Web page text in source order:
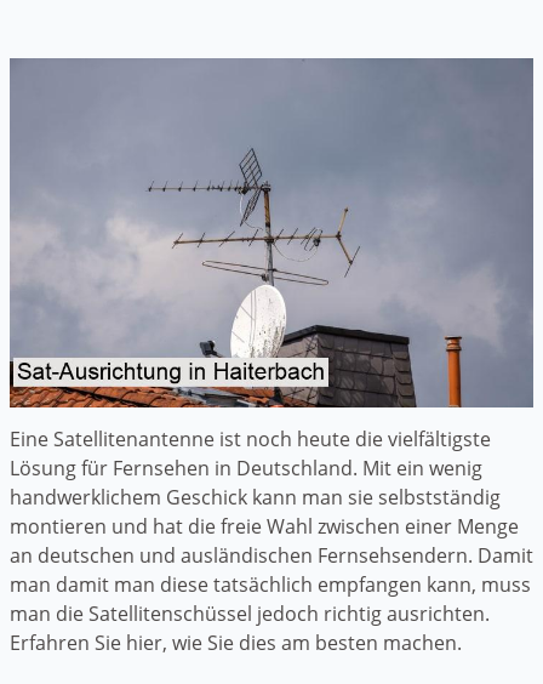
Eine Satellitenantenne ist noch heute die vielfältigste
Lösung für Fernsehen in Deutschland. Mit ein wenig
handwerklichem Geschick kann man sie selbstständig
montieren und hat die freie Wahl zwischen einer Menge
an deutschen und ausländischen Fernsehsendern. Damit
man damit man diese tatsächlich empfangen kann, muss
man die Satellitenschüssel jedoch richtig ausrichten.
Erfahren Sie hier, wie Sie dies am besten machen.